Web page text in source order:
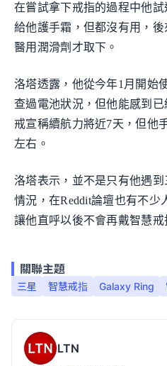
在嘗試拿下戒指的過程中他
給他護手霜，但都沒有用，
醫用潤滑劑才取下。
洛塔透露，他從今年1月開始
查過電池狀況，但他能感到
戒宣稱續航力將近7天，但他
左右。
洛塔表示，並不是只有他遇
情況，在Reddit論壇也有不少
讓他直呼以後不會再戴智慧戒
關聯主題
三星 智慧戒指 Galaxy Ring
LTN